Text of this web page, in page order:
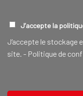
RGPD(NÉCESSAIRE)
J’accepte la
J‘accepte le stockage
site. - Politique de